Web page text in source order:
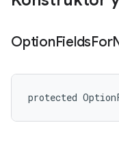
OptionFieldsFor
protected